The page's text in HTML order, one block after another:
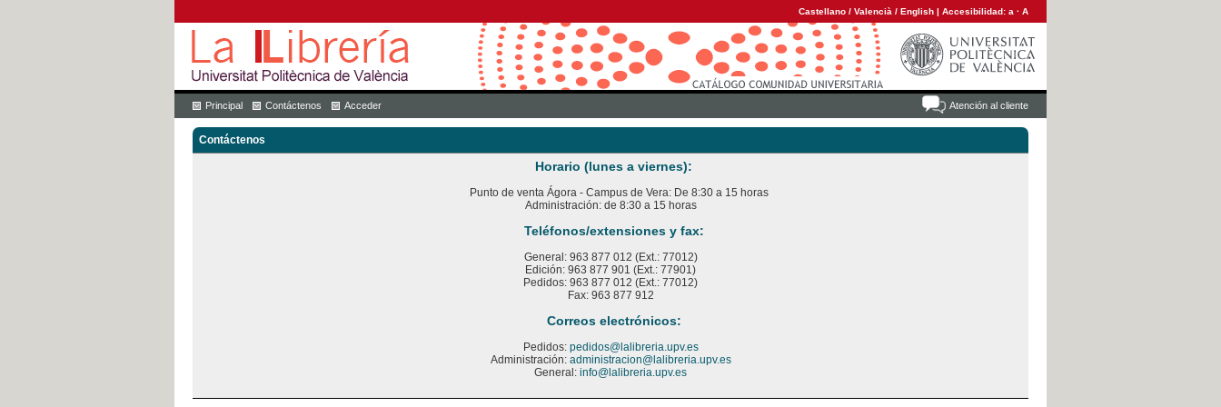
Castellano / Valencià / English | Accesibilidad: a · A
Atención al cliente
Principal Contáctenos Acceder
Contáctenos
Horario (lunes a viernes):
Punto de venta Ágora - Campus de Vera: De 8:30 a 15 horas
Administración: de 8:30 a 15 horas
Teléfonos/extensiones y fax:
General: 963 877 012 (Ext.: 77012)
Edición: 963 877 901 (Ext.: 77901)
Pedidos: 963 877 012 (Ext.: 77012)
Fax: 963 877 912
Correos electrónicos:
Pedidos: pedidos@lalibreria.upv.es
Administración: administracion@lalibreria.upv.es
General: info@lalibreria.upv.es